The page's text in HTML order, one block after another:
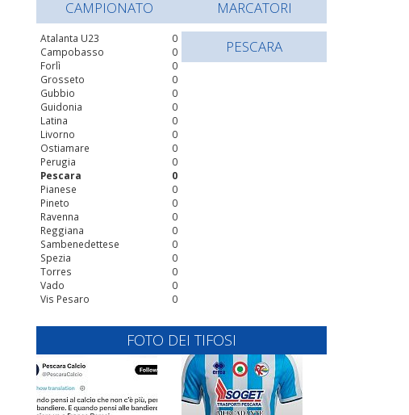
CAMPIONATO
0
Atalanta U23
0
Campobasso
0
Forlì
0
Grosseto
0
Gubbio
0
Guidonia
0
Latina
0
Livorno
0
Ostiamare
0
Perugia
0
Pescara
0
Pianese
0
Pineto
0
Ravenna
0
Reggiana
0
Sambenedettese
0
Spezia
0
Torres
0
Vado
0
Vis Pesaro
MARCATORI
PESCARA
FOTO DEI TIFOSI